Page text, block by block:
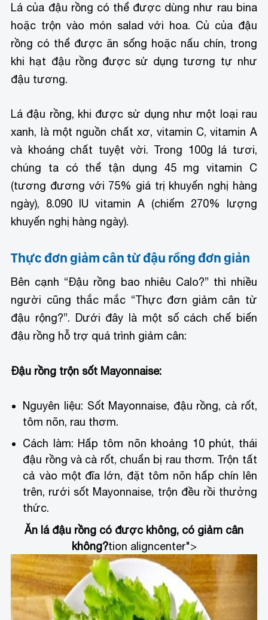
Lá của đậu rồng có thể được dùng như rau bina
hoặc trộn vào món salad với hoa. Củ của đậu
rồng có thể được ăn sống hoặc nấu chín, trong
khi hạt đậu rồng được sử dụng tương tự như
đậu tương.
Lá đậu rồng, khi được sử dụng như một loại rau
xanh, là một nguồn chất xơ, vitamin C, vitamin A
và khoáng chất tuyệt vời. Trong 100g lá tươi,
chúng ta có thể tận dụng 45 mg vitamin C
(tương đương với 75% giá trị khuyến nghị hàng
ngày), 8.090 IU vitamin A (chiếm 270% lượng
khuyến nghị hàng ngày).
Thực đơn giảm cân từ đậu rồng đơn giản
Bên cạnh “Đậu rồng bao nhiêu Calo?” thì nhiều
người cũng thắc mắc “Thực đơn giảm cân từ
đậu rộng?”. Dưới đây là một số cách chế biến
đậu rồng hỗ trợ quá trình giảm cân:
Đậu rồng trộn sốt Mayonnaise:
Nguyên liệu: Sốt Mayonnaise, đậu rồng, cà rốt,
tôm nõn, rau thơm.
Cách làm: Hấp tôm nõn khoảng 10 phút, thái
đậu rồng và cà rốt, chuẩn bị rau thơm. Trộn tất
cả vào một đĩa lớn, đặt tôm nõn hấp chín lên
trên, rưới sốt Mayonnaise, trộn đều rồi thưởng
thức.
Ăn lá đậu rồng có được không, có giảm cân
không?tion aligncenter">